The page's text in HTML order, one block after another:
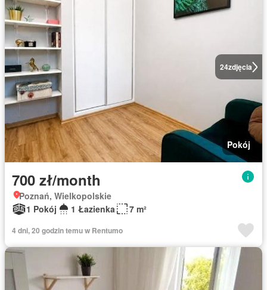
24zdjęcia
Pokój
700 zł/month
Poznań, Wielkopolskie
1 Pokój
1 Łazienka 7 m²
4 dni, 20 godzin temu w Rentumo